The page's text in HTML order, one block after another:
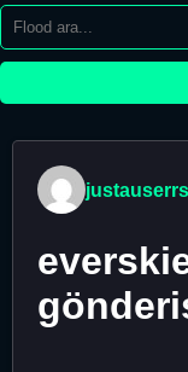
justauserrs